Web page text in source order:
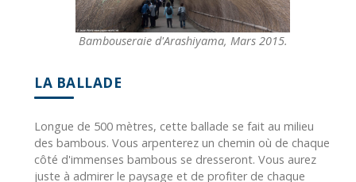
Bambouseraie d'Arashiyama, Mars 2015.
LA BALLADE
Longue de 500 mètres, cette ballade se fait au milieu
des bambous. Vous arpenterez un chemin où de chaque
côté d'immenses bambous se dresseront. Vous aurez
juste à admirer le paysage et de profiter de chaque